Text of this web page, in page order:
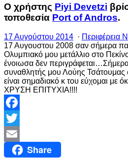
Ο χρήστης Piyi Devetzi
τοποθεσία Port of Andros.
17 Αυγούστου 2014 · Περιφέρεια
17 Αυγουστου 2008 σαν σήμερα
Ολυμπιακό μου μετάλλιο στο
ένοιωσα δεν περιγράφεται…Σήμερα
συναθλητής μου Λούης Τσάτουμας
είναι σημαδιακό κ του εύχομαι με
ΧΡΥΣΗ ΕΠΙΤΥΧΙΑ!!!!
Facebook
Twitter
Email Share